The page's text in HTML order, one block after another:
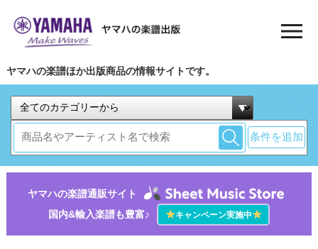
ヤマハの楽譜ほか出版商品の情報サイトです。
条件を追加
ヤマハの楽譜通販サイト
国内&輸入楽譜も豊富♪
★キャンペーン実施中★